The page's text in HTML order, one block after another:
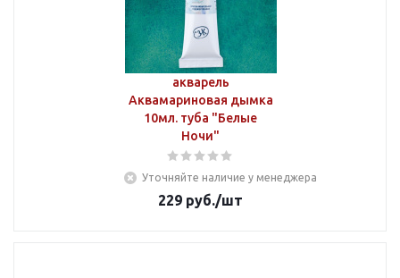
акварель
Аквамариновая дымка
10мл. туба "Белые
Ночи"
Уточняйте наличие у менеджера
229 руб./шт